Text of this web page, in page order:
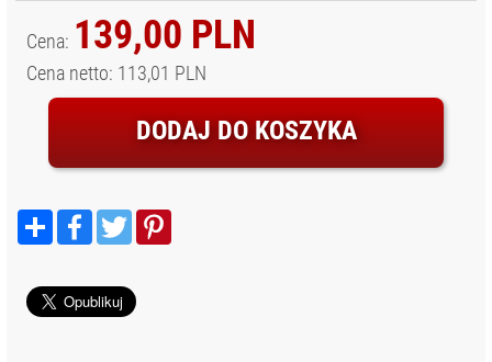
Cena: 139,00 PLN
Cena netto: 113,01 PLN
DODAJ DO KOSZYKA
Podziel
się
Facebook
Twitter
OSŁONY
WODOODPORNE
SPRZĘT AUDIO
AKCESORIA VR
SPRZĘT